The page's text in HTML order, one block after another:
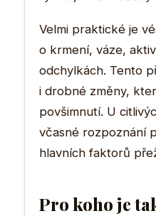
Velmi praktické je
o krmení, váze,
odchylkách. Tento
i drobné změny,
povšimnutí. U
včasné rozpoznání
hlavních faktorů
Pro koho je